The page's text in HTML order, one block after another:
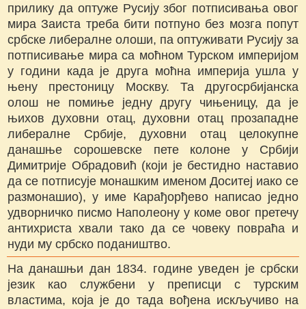
прилику да оптуже Русију због потписивања овог
мира Заиста треба бити потпуно без мозга попут
србске либералне олоши, па оптуживати Русију за
потписивање мира са моћном Турском империјом
у години када је друга моћна империја ушла у
њену престоницу Москву. Та другосрбијанска
олош не помиње једну другу чињеницу, да је
њихов духовни отац, духовни отац прозападне
либералне Србије, духовни отац целокупне
данашње сорошевске пете колоне у Србији
Димитрије Обрадовић (који је бестидно наставио
да се потписује монашким именом Доситеј иако се
размонашио), у име Карађорђево написао једно
удворничко писмо Наполеону у коме овог претечу
антихриста хвали тако да се човеку повраћа и
нуди му србско подаништво.
На данашњи дан 1834. године уведен је србски
језик као службени у преписци с турским
властима, која је до тада вођена искључиво на